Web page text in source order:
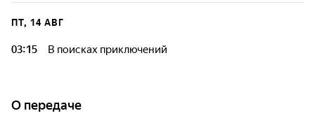
ПТ, 14 АВГ
03:15 В поисках приключений
О передаче